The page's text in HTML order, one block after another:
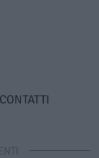
CONTATTI